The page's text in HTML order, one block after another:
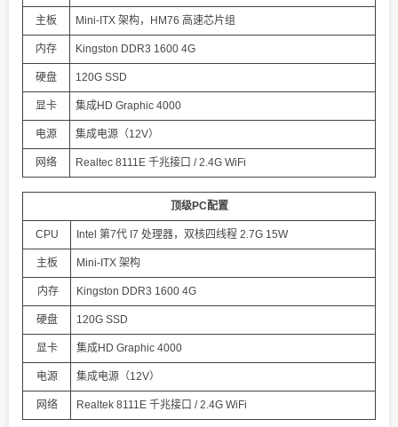
主板 Mini-ITX 架构，HM76 高速芯片组
内存 Kingston DDR3 1600 4G
硬盘 120G SSD
显卡 集成HD Graphic 4000
电源 集成电源（12V）
网络 Realtec 8111E 千兆接口 / 2.4G WiFi
顶级PC配置
CPU Intel 第7代 I7 处理器，双核四线程 2.7G 15W
主板 Mini-ITX 架构
内存 Kingston DDR3 1600 4G
硬盘 120G SSD
显卡 集成HD Graphic 4000
电源 集成电源（12V）
网络 Realtek 8111E 千兆接口 / 2.4G WiFi